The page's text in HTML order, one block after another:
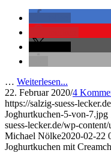
… Weiterlesen...
22. Februar 2020/4
https://salzig-suess-
Joghurtkuchen-5-von-7.jpg
suess-lecker.de/wp-
Michael Nölke2020-02-22
Joghurtkuchen mit